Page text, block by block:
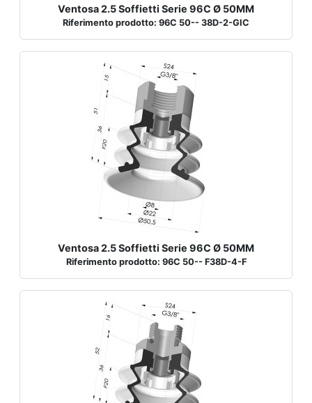
Ventosa 2.5 Soffietti Serie 96C Ø 50MM
Riferimento prodotto: 96C 50-- 38D-2-GIC
Ventosa 2.5 Soffietti Serie 96C Ø 50MM
Riferimento prodotto: 96C 50-- F38D-4-F